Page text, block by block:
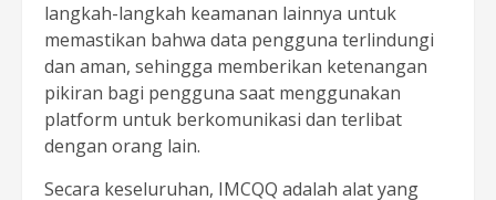
langkah-langkah keamanan lainnya untuk
memastikan bahwa data pengguna terlindungi
dan aman, sehingga memberikan ketenangan
pikiran bagi pengguna saat menggunakan
platform untuk berkomunikasi dan terlibat
dengan orang lain.
Secara keseluruhan, IMCQQ adalah alat yang